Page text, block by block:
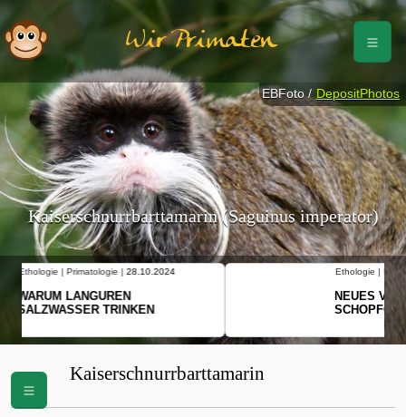
Wir Primaten
Kaiserschnurrbarttamarin (Saguinus imperator)
Ethologie | Primatologie |
SCHOPFGIBBONS UND IHRER
EBFoto / DepositPhotos
Kaiserschnurrbarttamarin